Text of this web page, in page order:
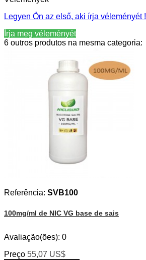
Legyen Ön az első, aki írja véleményét !
Írja meg véleményét
6 outros produtos na mesma categoria:
Referência: SVB100
100mg/ml de NIC VG base de sais
Avaliação(ões): 0
Preço 55,07 US$